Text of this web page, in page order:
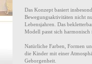
Das Konzept basiert
Bewegungsaktivitäten nicht
Lebensjahren. Das
Modell passt sich harmonisch
Natürliche Farben, Formen
die Kinder mit einer
Geborgenheit.